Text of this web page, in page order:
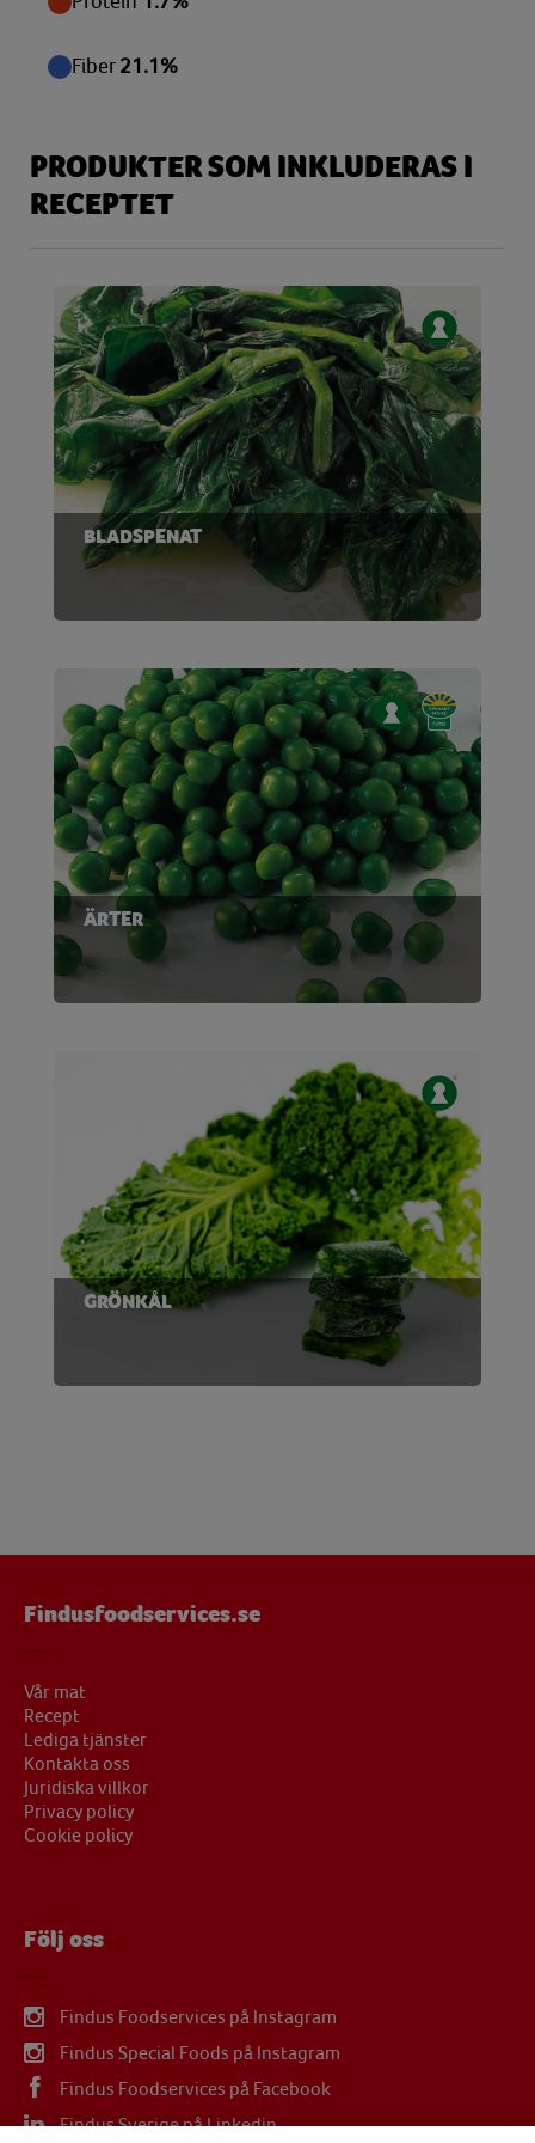
Fiber 21.1%
PRODUKTER SOM INKLUDERAS I
RECEPTET
BLADSPENAT
ÄRTER
GRÖNKÅL
Findusfoodservices.se
Vår mat
Recept
Lediga tjänster
Kontakta oss
Juridiska villkor
Privacy policy
Cookie policy
Följ oss
Findus Foodservices på Instagram
Findus Special Foods på Instagram
Findus Foodservices på Facebook
Findus Sverige på Linkedin